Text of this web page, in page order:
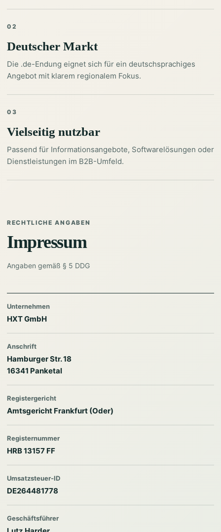
02
Deutscher Markt
Die .de-Endung eignet sich für ein deutschsprachiges
Angebot mit klarem regionalem Fokus.
03
Vielseitig nutzbar
Passend für Informationsangebote, Softwarelösungen oder
Dienstleistungen im B2B-Umfeld.
RECHTLICHE ANGABEN
Impressum
Angaben gemäß § 5 DDG
Unternehmen
HXT GmbH
Anschrift
Hamburger Str. 18
16341 Panketal
Registergericht
Amtsgericht Frankfurt (Oder)
Registernummer
HRB 13157 FF
Umsatzsteuer-ID
DE264481778
Geschäftsführer